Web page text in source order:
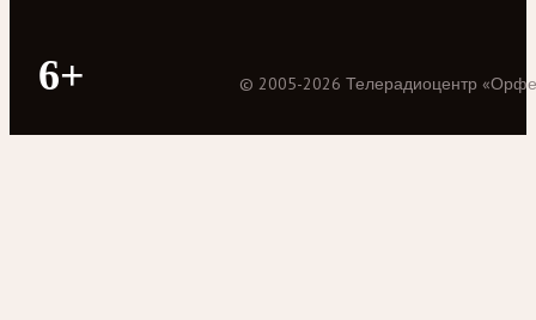
6+ © 2005-2026 Телерадиоцентр